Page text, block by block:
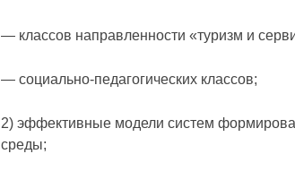
— классов направленности «туризм и
— социально-педагогических классов;
2) эффективные модели систем
среды;